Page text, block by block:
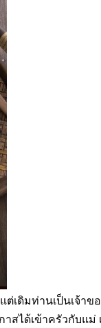
ดิมท่านเป็นเจ้า
ได้เข้าครัวกับแม่